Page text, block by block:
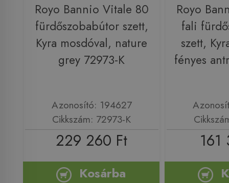
Royo Bannio Vitale 80
fürdőszobabútor szett,
Kyra mosdóval, nature
grey 72973-K
Azonosító: 194627
Cikkszám: 72973-K
229 260 Ft
Kosárba
Royo
fali
szett,
fényes
161